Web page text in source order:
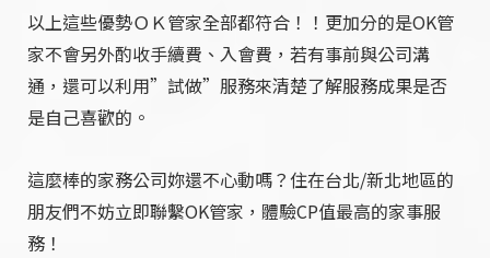
以上這些優勢ＯＫ管家全部都符合！！更加分的是OK管
家不會另外酌收手續費、入會費，若有事前與公司溝
通，還可以利用”試做”服務來清楚了解服務成果是否
是自己喜歡的。
這麼棒的家務公司妳還不心動嗎？住在台北/新北地區的
朋友們不妨立即聯繫OK管家，體驗CP值最高的家事服
務！